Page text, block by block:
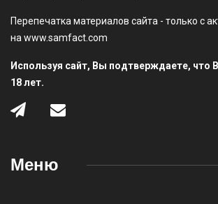
Перепечатка материалов сайта - только с
на www.samfact.com
Используя сайт, Вы подтверждаете, что
18 лет.
Меню